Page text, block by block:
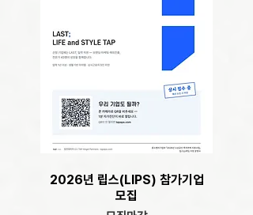
2026년 립스(LIPS) 참가기업
모집